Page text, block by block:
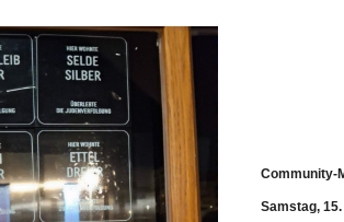
Community-
Samstag,